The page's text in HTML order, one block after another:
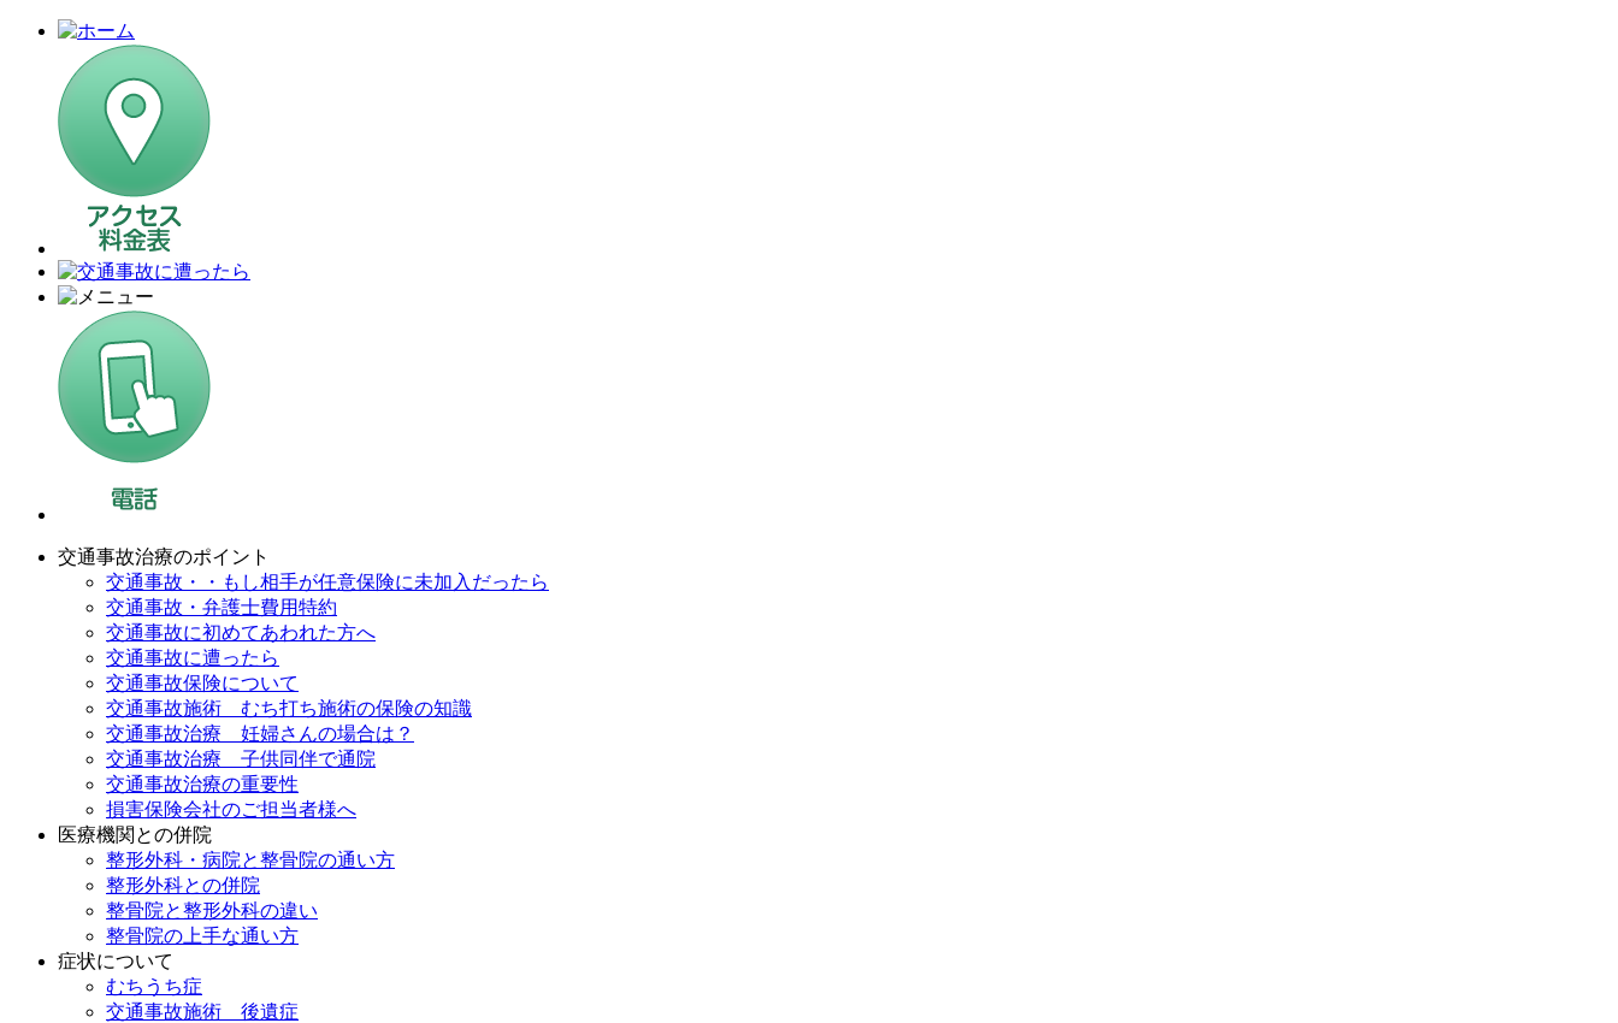
交通事故治療のポイント
交通事故・・もし相手が任意保険に未加入だったら
交通事故・弁護士費用特約
交通事故に初めてあわれた方へ
交通事故に遭ったら
交通事故保険について
交通事故施術 むち打ち施術の保険の知識
交通事故治療 妊婦さんの場合は？
交通事故治療 子供同伴で通院
交通事故治療の重要性
損害保険会社のご担当者様へ
医療機関との併院
整形外科・病院と整骨院の通い方
整形外科との併院
整骨院と整形外科の違い
整骨院の上手な通い方
症状について
むちうち症
交通事故施術 後遺症